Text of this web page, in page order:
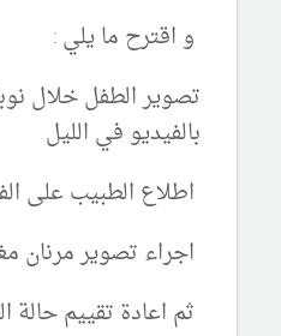
و اقترح ما يلي :
تصوير الطفل خلال
بالفيديو في الليل
اطلاع الطبيب على
اجراء تصوير مرنان
ثم اعادة تقييم حالة